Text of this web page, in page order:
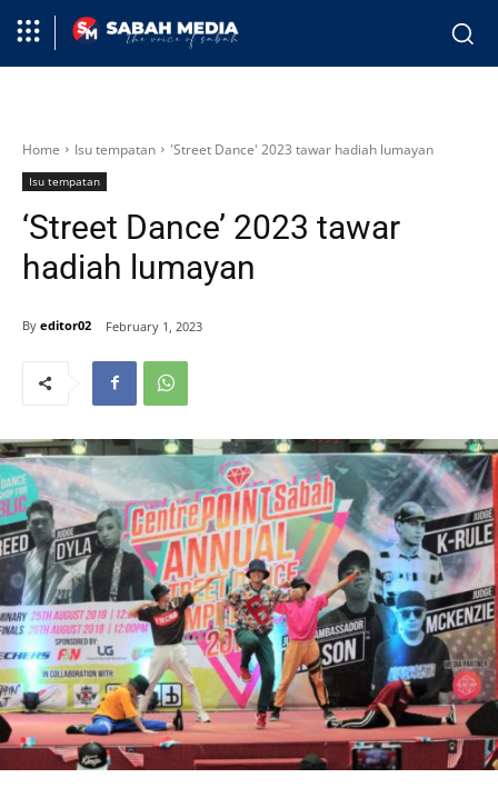
Home Isu tempatan 'Street Dance' 2023 tawar hadiah lumayan
Isu tempatan
‘Street Dance’ 2023 tawar
hadiah lumayan
By editor02 February 1, 2023